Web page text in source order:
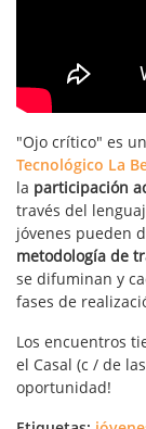
"Ojo crítico" es
Tecnológico La
la participación
través del
jóvenes pueden
metodología de
se difuminan y
fases de
Los encuentros
el Casal (c / de
oportunidad!